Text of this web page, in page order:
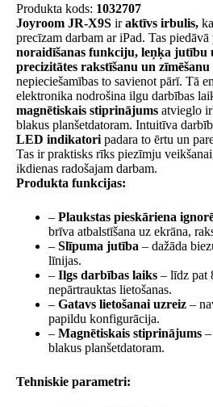
Produkta kods: 1032707
Joyroom JR-X9S iraktīvs irbulis,
precīzam darbam ar iPad. Tas piedāvā
noraidīšanas funkciju, leņķa jutību
precizitātes rakstīšanu un zīmēšanu
nepieciešamības to savienot pārī. Tā
elektronika nodrošina ilgu darbības
magnētiskais stiprinājums atvieglo
blakus planšetdatoram. Intuitīva
LED indikatori padara to ērtu un
Tas ir praktisks rīks piezīmju
ikdienas radošajam darbam.
Produkta funkcijas:
– Plaukstas pieskāriena
brīva atbalstīšana uz ekrāna,
– Slīpuma jutība – dažāda
līnijas.
– Ilgs darbības laiks – līdz pat
nepārtrauktas lietošanas.
– Gatavs lietošanai uzreiz –
papildu konfigurācija.
– Magnētiskais stiprinājums
blakus planšetdatoram.
Tehniskie parametri: